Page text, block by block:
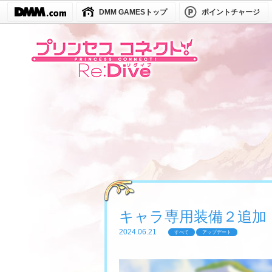
DMM GAMESトップ ポイントチャージ
キャラ専用装備２追加
2024.06.21 すべて アップデート